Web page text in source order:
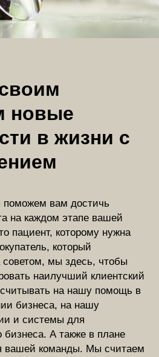
новые
в жизни с
вам достичь
на каждом этапе вашей
пациент, которому нужна
который
советом, мы здесь, чтобы
наилучший клиентский
на нашу помощь в
бизнеса, на нашу
и системы для
А также в плане
вашей команды. Мы считаем